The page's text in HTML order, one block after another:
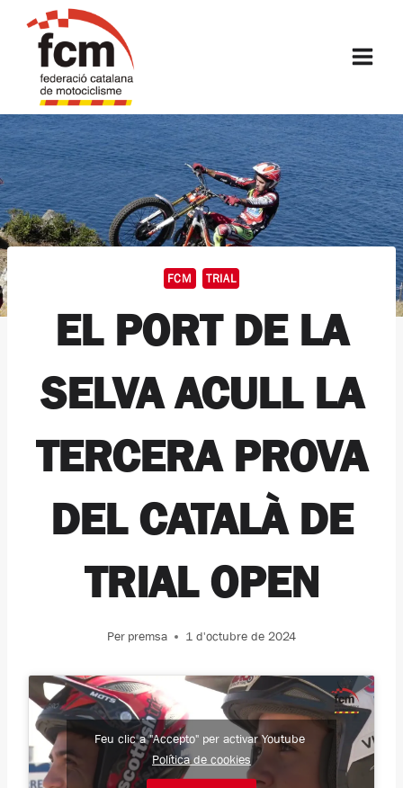
contingut
FCM TRIAL
EL PORT DE LA
SELVA ACULL LA
TERCERA PROVA
DEL CATALÀ DE
TRIAL OPEN
Per premsa 1 d'octubre de 2024
Feu clic a "Accepto" per activar Youtube
Política de cookies